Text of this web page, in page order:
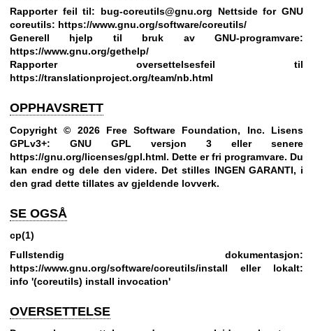
Rapporter feil til: bug-coreutils@gnu.org Nettside for GNU
coreutils: https://www.gnu.org/software/coreutils/
Generell hjelp til bruk av GNU-programvare:
https://www.gnu.org/gethelp/
Rapporter oversettelsesfeil til
https://translationproject.org/team/nb.html
OPPHAVSRETT
Copyright © 2026 Free Software Foundation, Inc. Lisens
GPLv3+: GNU GPL versjon 3 eller senere
https://gnu.org/licenses/gpl.html. Dette er fri programvare. Du
kan endre og dele den videre. Det stilles INGEN GARANTI, i
den grad dette tillates av gjeldende lovverk.
SE OGSÅ
cp(1)
Fullstendig dokumentasjon:
https://www.gnu.org/software/coreutils/install
eller lokalt:
info '(coreutils) install invocation'
OVERSETTELSE